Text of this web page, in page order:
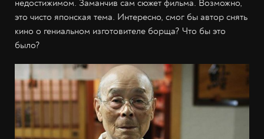
недостижимом. Заманчив сам сюжет фильма. Возможно,
это чисто японская тема. Интересно, смог бы автор снять
кино о гениальном изготовителе борща? Что бы это
было?